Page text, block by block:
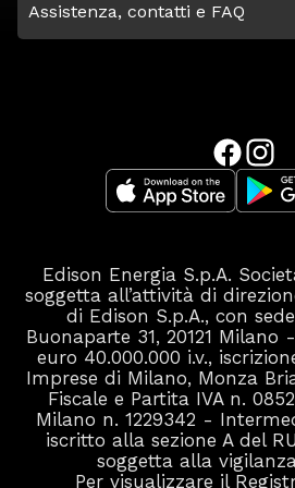
Guida alla bolletta
Guida alla lettura della
Edison Top50 Flex Luce,
Guida alla bolletta
Guida alla lettura della
Edison Web Business Luce
Guida alla bolletta
Guida alla lettura della
Edison Placet Variabile Gas -
Guida alla bolletta
Assistenza, contatti e FAQ
Edison Energia S.p.A.
soggetta all’attività di
di Edison S.p.A., con
Buonaparte 31, 20121
euro 40.000.000 i.v.,
Imprese di Milano, Monza
Fiscale e Partita IVA n.
Milano n. 1229342 -
iscritto alla sezione A del
soggetta alla vigilanza
Per visualizzare il